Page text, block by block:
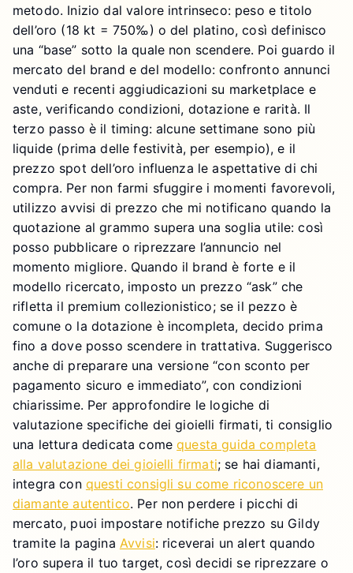
metodo. Inizio dal valore intrinseco: peso e titolo
dell’oro (18 kt = 750‰) o del platino, così definisco
una “base” sotto la quale non scendere. Poi guardo il
mercato del brand e del modello: confronto annunci
venduti e recenti aggiudicazioni su marketplace e
aste, verificando condizioni, dotazione e rarità. Il
terzo passo è il timing: alcune settimane sono più
liquide (prima delle festività, per esempio), e il
prezzo spot dell’oro influenza le aspettative di chi
compra. Per non farmi sfuggire i momenti favorevoli,
utilizzo avvisi di prezzo che mi notificano quando la
quotazione al grammo supera una soglia utile: così
posso pubblicare o riprezzare l’annuncio nel
momento migliore. Quando il brand è forte e il
modello ricercato, imposto un prezzo “ask” che
rifletta il premium collezionistico; se il pezzo è
comune o la dotazione è incompleta, decido prima
fino a dove posso scendere in trattativa. Suggerisco
anche di preparare una versione “con sconto per
pagamento sicuro e immediato”, con condizioni
chiarissime. Per approfondire le logiche di
valutazione specifiche dei gioielli firmati, ti consiglio
una lettura dedicata comequesta guida completa
alla valutazione dei gioielli firmati; se hai diamanti,
integra con questi consigli su come riconoscere un
diamante autentico. Per non perdere i picchi di
mercato, puoi impostare notifiche prezzo su Gildy
tramite la pagina Avvisi: riceverai un alert quando
l’oro supera il tuo target, così decidi se riprezzare o